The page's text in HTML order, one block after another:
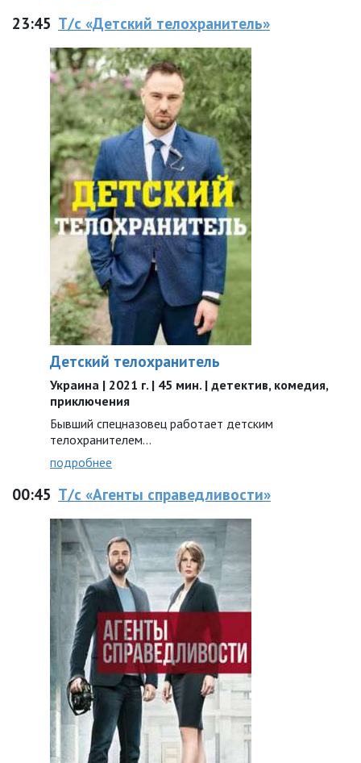
23:45 Т/с «Детский телохранитель»
Детский телохранитель
Украина | 2021 г. | 45 мин. | детектив, комедия,
приключения
Бывший спецназовец работает детским
телохранителем…
подробнее
00:45 Т/с «Агенты справедливости»